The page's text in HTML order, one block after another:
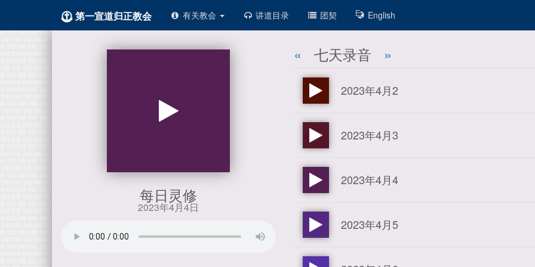
第一宣道归正教会 有关教会 讲道目录 团契 English
每日灵修
2023年4月4日
« 七天录音 »
2023年4月2
2023年4月3
2023年4月4
2023年4月5